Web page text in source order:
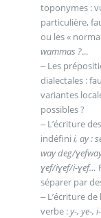
toponymes :
particulière,
ou les «
wammas ?...
‒ Les
dialectales :
variantes
possibles ?
‒ L’écriture des complexes faisant intervenir le pronom
indéfini i, ay :
way deg/
ɣef/iɣef/i-ɣef…
séparer par
‒ L’écriture
verbe :y-, ye-,